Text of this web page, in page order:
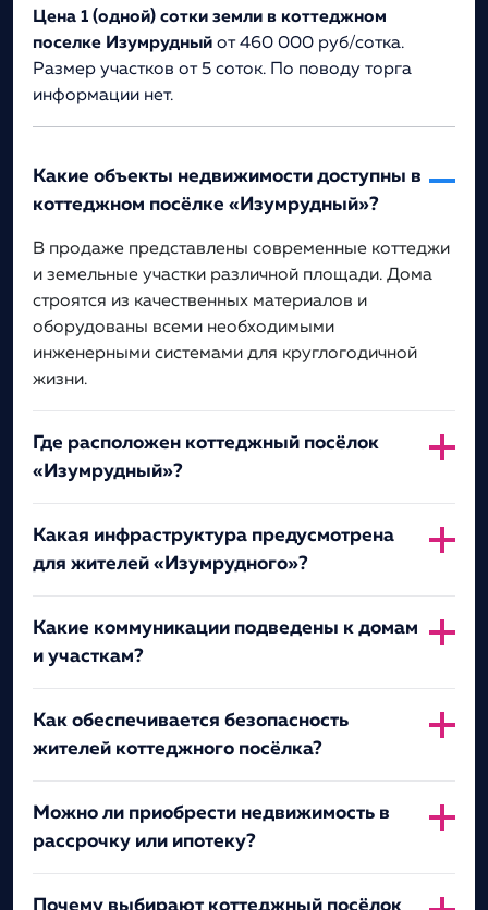
Цена 1 (одной) сотки земли в коттеджном
поселке Изумрудныйот 460 000 руб/сотка.
Размер участков от 5 соток. По поводу торга
информации нет.
Какие объекты недвижимости доступны в
коттеджном посёлке «Изумрудный»?
В продаже представлены современные коттеджи
и земельные участки различной площади. Дома
строятся из качественных материалов и
оборудованы всеми необходимыми
инженерными системами для круглогодичной
жизни.
Где расположен коттеджный посёлок
«Изумрудный»?
Какая инфраструктура предусмотрена
для жителей «Изумрудного»?
Какие коммуникации подведены к домам
и участкам?
Как обеспечивается безопасность
жителей коттеджного посёлка?
Можно ли приобрести недвижимость в
рассрочку или ипотеку?
Почему выбирают коттеджный посёлок